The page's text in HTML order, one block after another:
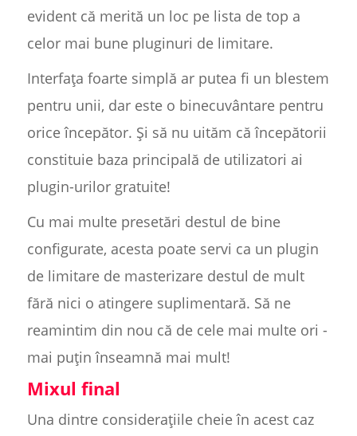
evident că merită un loc pe lista de top a
celor mai bune pluginuri de limitare.
Interfața foarte simplă ar putea fi un blestem
pentru unii, dar este o binecuvântare pentru
orice începător. Și să nu uităm că începătorii
constituie baza principală de utilizatori ai
plugin-urilor gratuite!
Cu mai multe presetări destul de bine
configurate, acesta poate servi ca un plugin
de limitare de masterizare destul de mult
fără nici o atingere suplimentară. Să ne
reamintim din nou că de cele mai multe ori -
mai puțin înseamnă mai mult!
Mixul final
Una dintre considerațiile cheie în acest caz